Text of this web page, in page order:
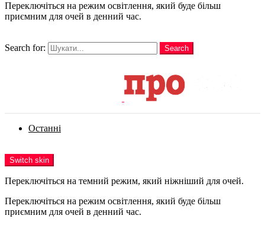
Переключіться на режим освітлення, який буде більш
приємним для очей в денний час.
Search for:
Search
Останні
Switch skin
Переключіться на темний режим, який ніжніший для очей.
Переключіться на режим освітлення, який буде більш
приємним для очей в денний час.